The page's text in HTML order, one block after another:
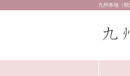
九州各地（